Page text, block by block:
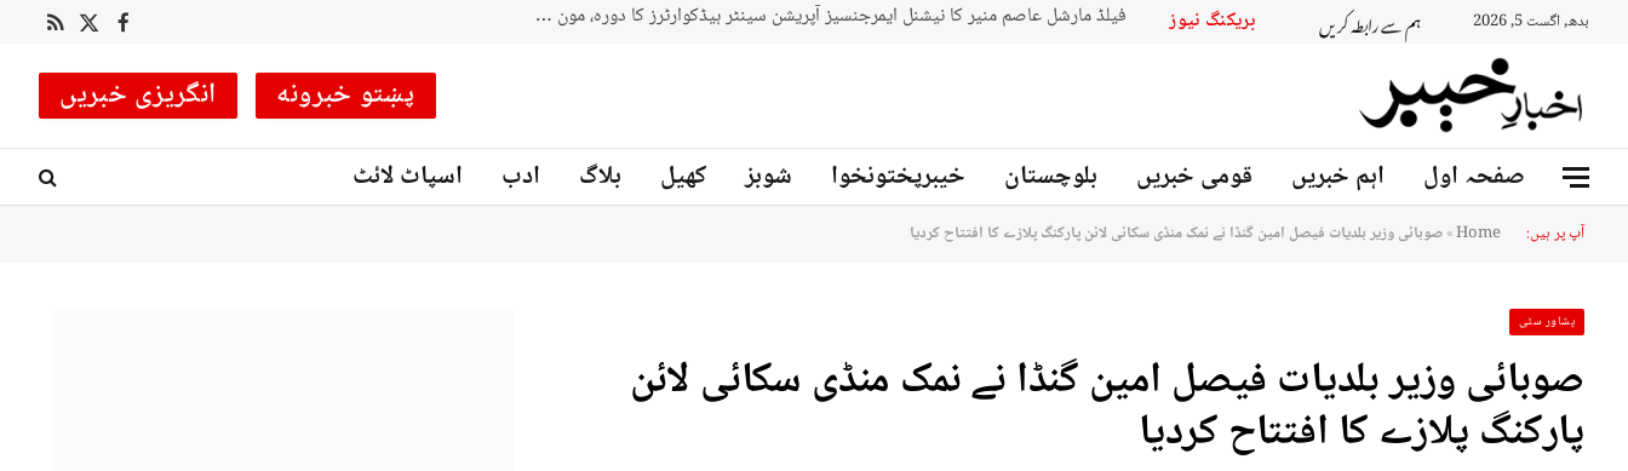
بدھ, اگست 5, 2026 ہم سے رابطہ کریں بریکنگ نیوز جنوبي افريقه کے سابق کرکټر مائیکل سمتھ پاکستان کرکٹ ٹیم کے بیٹنگ کوچ مقرر Facebook
X
RSS
پښتو خبرونه انگریزی خبریں
صفحہ اول اہم خبریں قومی خبریں بلوچستان خیبرپختونخوا شوبز کھیل بلاگ ادب اسپاٹ لائٹ
آپ پر ہیں: Home
»صوبائی وزیر بلدیات فیصل امین گنڈا نے نمک منڈی سکائی لائن پارکنگ پلازے کا افتتاح کردیا
پشاور سٹی
صوبائی وزیر بلدیات فیصل امین گنڈا نے نمک منڈی سکائی لائن
پارکنگ پلازے کا افتتاح کردیا